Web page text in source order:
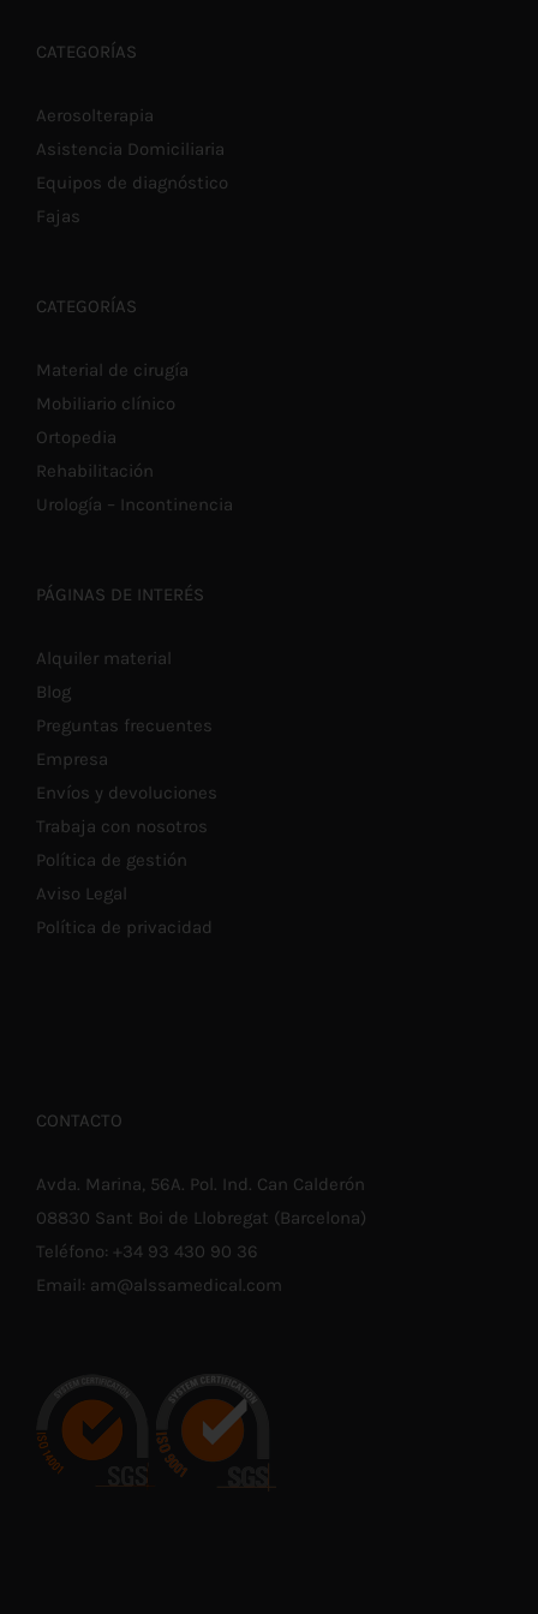
CATEGORÍAS
Aerosolterapia
Asistencia Domiciliaria
Equipos de diagnóstico
Fajas
CATEGORÍAS
Material de cirugía
Mobiliario clínico
Ortopedia
Rehabilitación
Urología – Incontinencia
PÁGINAS DE INTERÉS
Alquiler material
Blog
Preguntas frecuentes
Empresa
Envíos y devoluciones
Trabaja con nosotros
Política de gestión
Aviso Legal
Política de privacidad
CONTACTO
Avda. Marina, 56A. Pol. Ind. Can Calderón
08830 Sant Boi de Llobregat (Barcelona)
Teléfono: +34 93 430 90 36
Email: am@alssamedical.com